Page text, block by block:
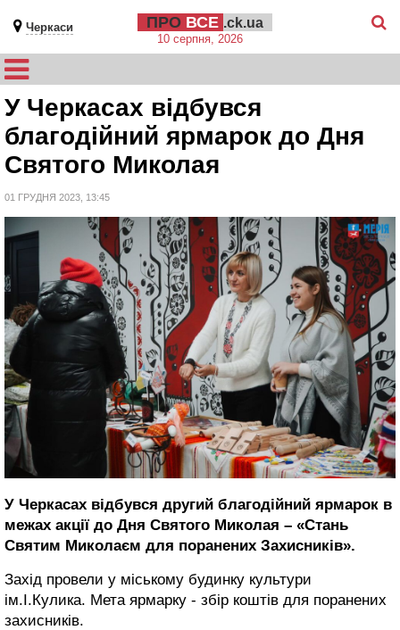
Черкаси ПРО ВСЕ .ck.ua
10 серпня, 2026
У Черкасах відбувся
благодійний ярмарок до Дня
Святого Миколая
01 ГРУДНЯ 2023, 13:45
У Черкасах відбувся другий благодійний ярмарок в
межах акції до Дня Святого Миколая – «Стань
Святим Миколаєм для поранених Захисників».
Захід провели у міському будинку культури
ім.І.Кулика. Мета ярмарку - збір коштів для поранених
захисників.